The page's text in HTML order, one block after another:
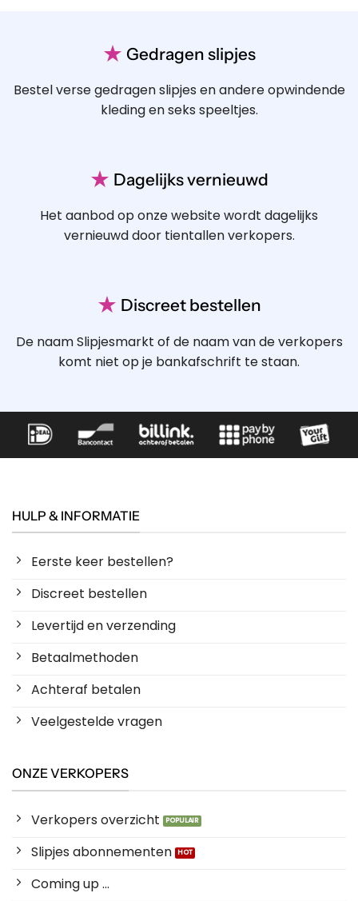
★ Gedragen slipjes
Bestel verse gedragen slipjes en andere opwindende
kleding en seks speeltjes.
★ Dagelijks vernieuwd
Het aanbod op onze website wordt dagelijks
vernieuwd door tientallen verkopers.
★ Discreet bestellen
De naam Slipjesmarkt of de naam van de verkopers
komt niet op je bankafschrift te staan.
HULP & INFORMATIE
Eerste keer bestellen?
Discreet bestellen
Levertijd en verzending
Betaalmethoden
Achteraf betalen
Veelgestelde vragen
ONZE VERKOPERS
Verkopers overzicht
Slipjes abonnementen
Coming up ...